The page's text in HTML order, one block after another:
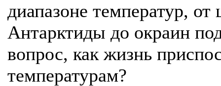
диапазоне температур,
Антарктиды до окраин
вопрос, как жизнь
температурам?